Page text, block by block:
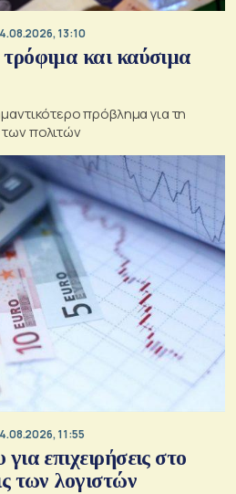
13:10
και καύσιμα
πρόβλημα για τη
πολιτών
11:55
επιχειρήσεις στο
των λογιστών